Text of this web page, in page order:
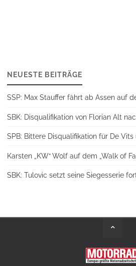
NEUESTE BEITRÄGE
SSP: Max Stauffer fährt ab Assen auf
SBK: Disqualifikation von Florian Alt
SPB: Bittere Disqualifikation für De Vits
Karsten „KW“ Wolf auf dem „Walk of
SBK: Tulovic setzt seine Siegesserie
Back